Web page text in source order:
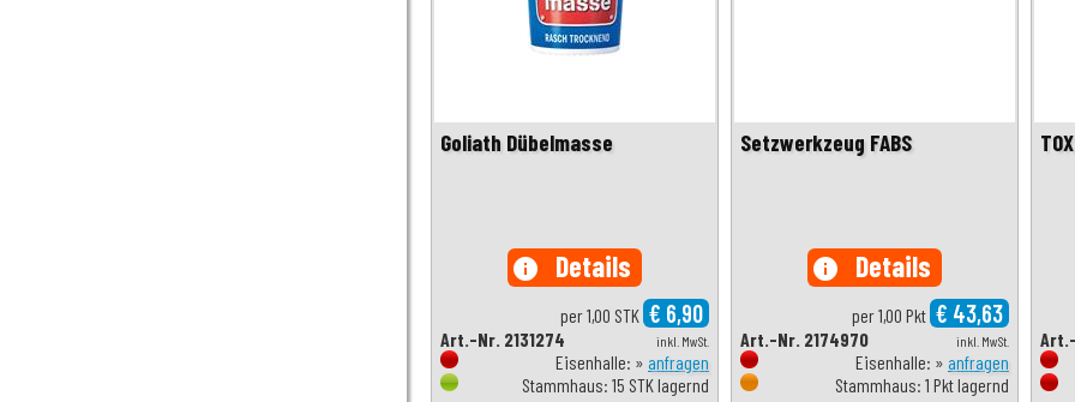
Goliath Dübelmasse
info Details
per 1,00 STK € 6,90
inkl. MwSt.
Art.-Nr. 2131274
Eisenhalle: » anfragen
Stammhaus: 15 STK lagernd
Setzwerkzeug FABS
info Details
per 1,00 Pkt € 43,63
inkl. MwSt.
Art.-Nr. 2174970
Eisenhalle: » anfragen
Stammhaus: 1 Pkt lagernd